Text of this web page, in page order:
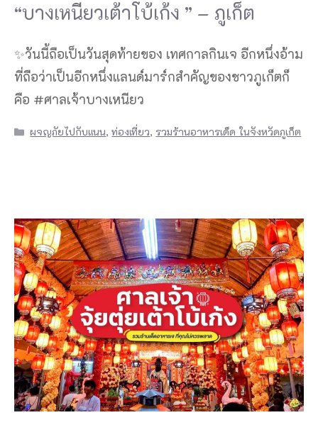
“บางเหนียวเต้าโบ้เก้ง ” – ภูเก็ต
✨วันนี้ถือเป็นวันสุดท้ายของ เทศกาลกินเจ อีกหนึ่งอ้าม
ที่ถือว่าเป็นอีกหนึ่งแลนด์มาร์กสำคัญของชาวภูเก็ตก็
คือ #ศาลเจ้าบางเหนียว
Categories
ผจญภัยไปกับแนน,ท่องเที่ยว, รวมร้านอาหารเด็ด ในจังหวัดภูเก็ต